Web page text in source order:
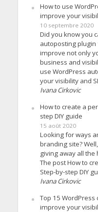
How to use
improve your
10 septembre 2020
Did you know you
autoposting
improve not only
business and
use WordPress
your visibility and
Ivana Cirkovic
How to create a
step DIY guide
15 août 2020
Looking for ways
branding site?
giving away all the
The post How to
Step-by-step DIY
Ivana Cirkovic
Top 15
improve your